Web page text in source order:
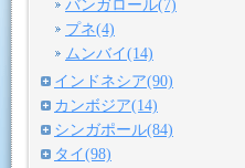
バンガロール(7)
プネ(4)
ムンバイ(14)
インドネシア(90)
カンボジア(14)
シンガポール(84)
タイ(98)